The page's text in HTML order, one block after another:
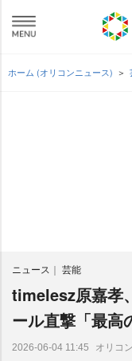
ホーム (オリコンニュース)
ニュース 芸能
timelesz原嘉孝
ール直撃「最高
2026-06-04 11:45 オリコ